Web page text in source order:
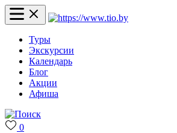
Туры
Экскурсии
Календарь
Блог
Акции
Афиша
0